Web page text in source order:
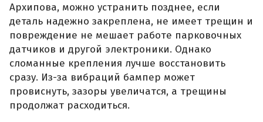
Архипова, можно устранить позднее, если
деталь надежно закреплена, не имеет трещин и
повреждение не мешает работе парковочных
датчиков и другой электроники. Однако
сломанные крепления лучше восстановить
сразу. Из-за вибраций бампер может
провиснуть, зазоры увеличатся, а трещины
продолжат расходиться.